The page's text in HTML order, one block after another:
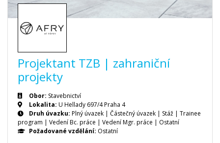
Projektant TZB | zahraniční
projekty
Obor: Stavebnictví
Lokalita: U Hellady 697/4 Praha 4
Druh úvazku: Plný úvazek | Částečný úvazek | Stáž | Trainee
program | Vedení Bc. práce | Vedení Mgr. práce | Ostatní
Požadované vzdělání: Ostatní